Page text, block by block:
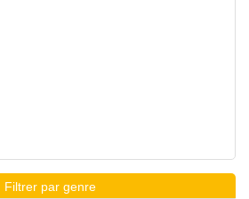
Filtrer par genre